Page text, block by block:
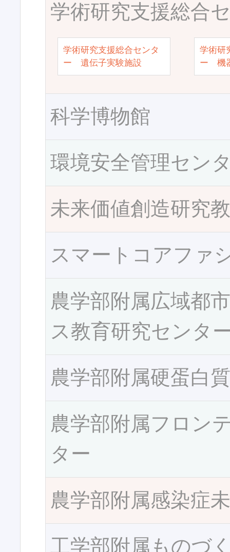
学術研究支援総合
学術研究支援総合センタ
ー 遺伝子実験施設
学術研
ー 機
科学博物館
環境安全管理セン
未来価値創造研究
スマートコアファ
農学部附属広域都
ス教育研究センタ
農学部附属硬蛋白
農学部附属フロン
ター
農学部附属感染症
工学部附属ものづ